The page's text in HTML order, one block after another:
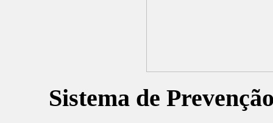
Sistema de